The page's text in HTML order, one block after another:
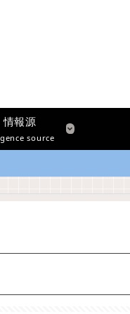
情報源
source